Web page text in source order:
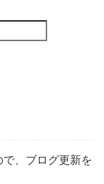
、ブログ更新を